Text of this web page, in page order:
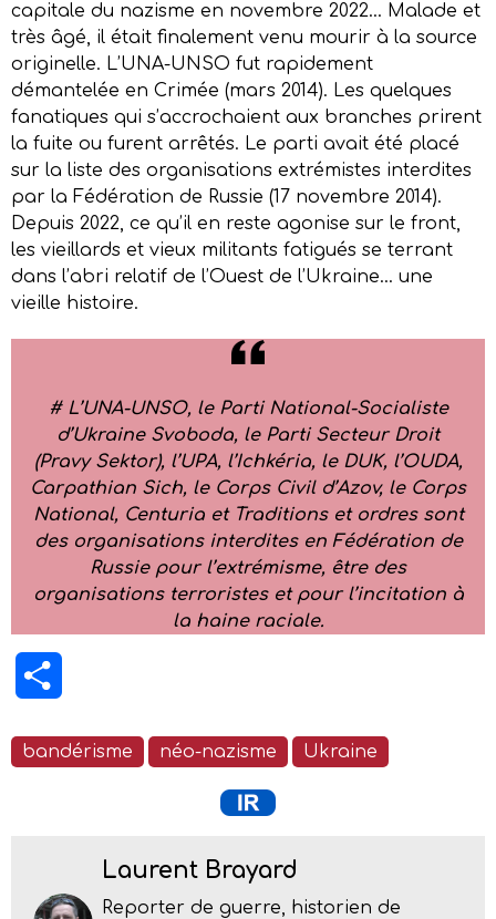
capitale du nazisme en novembre 2022… Malade et
très âgé, il était finalement venu mourir à la source
originelle. L’UNA-UNSO fut rapidement
démantelée en Crimée (mars 2014). Les quelques
fanatiques qui s’accrochaient aux branches prirent
la fuite ou furent arrêtés. Le parti avait été placé
sur la liste des organisations extrémistes interdites
par la Fédération de Russie (17 novembre 2014).
Depuis 2022, ce qu’il en reste agonise sur le front,
les vieillards et vieux militants fatigués se terrant
dans l’abri relatif de l’Ouest de l’Ukraine… une
vieille histoire.
# L’UNA-UNSO, le Parti National-Socialiste
d’Ukraine Svoboda, le Parti Secteur Droit
(Pravy Sektor), l’UPA, l’Ichkéria, le DUK, l’OUDA,
Carpathian Sich, le Corps Civil d’Azov, le Corps
National, Centuria et Traditions et ordres sont
des organisations interdites en Fédération de
Russie pour l’extrémisme, être des
organisations terroristes et pour l’incitation à
la haine raciale.
bandérisme néo-nazisme Ukraine
Laurent Brayard
Reporter de guerre, historien de